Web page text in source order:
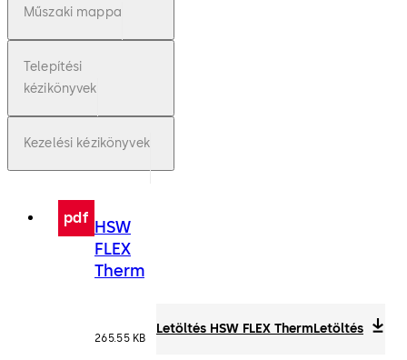
Műszaki mappa
Telepítési
kézikönyvek
Kezelési kézikönyvek
pdf HSW
FLEX
Therm
265.55 KB
Letöltés HSW FLEX ThermLetöltés